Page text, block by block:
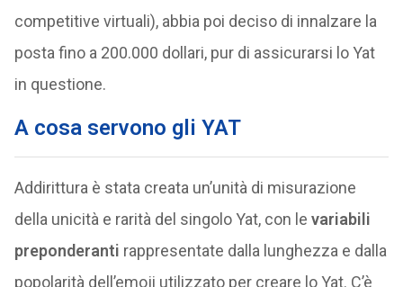
competitive virtuali), abbia poi deciso di innalzare la
posta fino a 200.000 dollari, pur di assicurarsi lo Yat
in questione.
A cosa servono gli YAT
Addirittura è stata creata un’unità di misurazione
della unicità e rarità del singolo Yat, con le variabili
preponderanti rappresentate dalla lunghezza e dalla
popolarità dell’emoji utilizzato per creare lo Yat. C’è